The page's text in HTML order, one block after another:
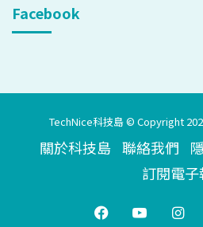
Facebook
TechNice科技島 © Copyright
關於科技島 聯絡我們
訂閱電子